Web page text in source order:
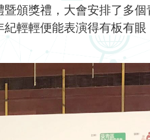
頒獎禮，大會安排了多
輕輕便能表演得有板有